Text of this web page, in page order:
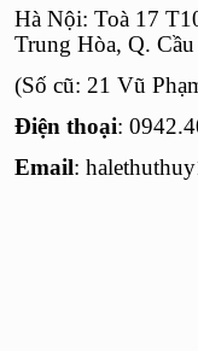
Hà Nội: Toà 17
Trung Hòa, Q.
(Số cũ: 21 Vũ
Điện thoại:
Email: